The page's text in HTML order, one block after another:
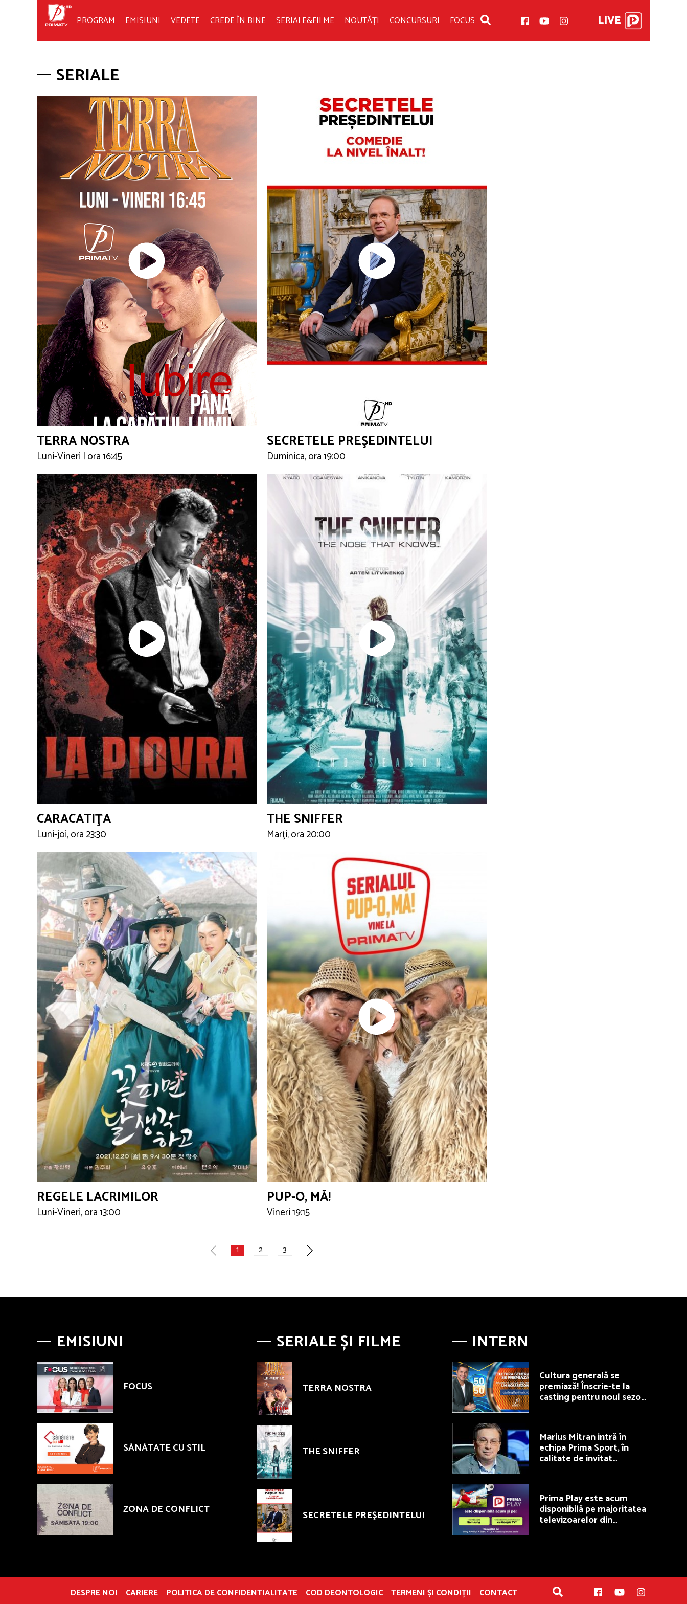
LIVE
PROGRAM EMISIUNI VEDETE CREDE ÎN BINE SERIALE&FILME NOUTĂȚI CONCURSURI FOCUS
SERIALE
TERRA NOSTRA
Luni-Vineri | ora 16:45
SECRETELE PREŞEDINTELUI
Duminica, ora 19:00
CARACATIŢA
Luni-joi, ora 23:30
THE SNIFFER
Marţi, ora 20:00
REGELE LACRIMILOR
Luni-Vineri, ora 13:00
PUP-O, MĂ!
Vineri 19:15
1 2 3
EMISIUNI
FOCUS
SĂNĂTATE CU STIL
ZONA DE CONFLICT
SERIALE ȘI FILME
TERRA NOSTRA
THE SNIFFER
SECRETELE PREŞEDINTELUI
INTERN
Cultura generală se
premiază! Înscrie-te la
casting pentru noul sezon
Marius Mitran intră în
echipa Prima Sport, în
calitate de invitat
Prima Play este acum
disponibilă pe majoritatea
televizoarelor din
DESPRE NOI CARIERE POLITICA DE CONFIDENTIALITATE COD DEONTOLOGIC TERMENI ȘI CONDIȚII CONTACT